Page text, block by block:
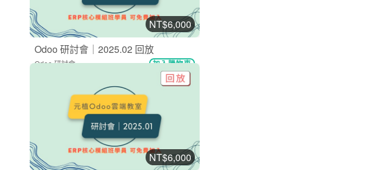
NT$6,000
Odoo 研討會｜2025.02 回放
Odoo 研討會 加入購物車
703
12
NT$6,000